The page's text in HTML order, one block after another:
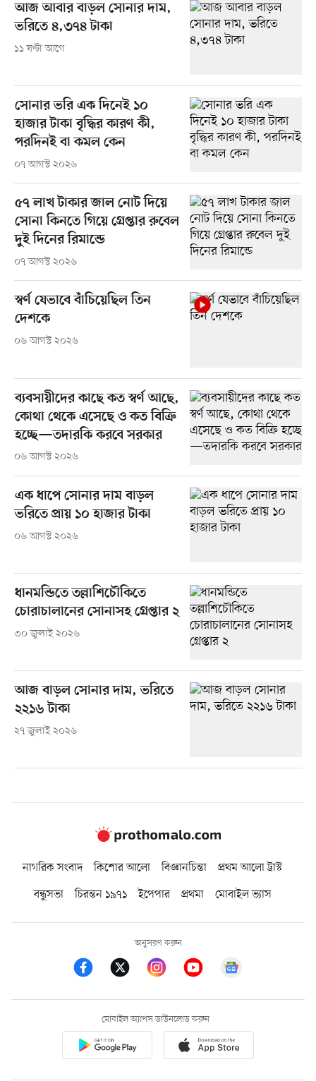
আজ আবার বাড়ল সোনার দাম,
ভরিতে ৪,৩৭৪ টাকা
১১ ঘণ্টা আগে
সোনার ভরি এক দিনেই ১০
হাজার টাকা বৃদ্ধির কারণ কী,
পরদিনই বা কমল কেন
০৭ আগস্ট ২০২৬
৫৭ লাখ টাকার জাল নোট দিয়ে
সোনা কিনতে গিয়ে গ্রেপ্তার রুবেল
দুই দিনের রিমান্ডে
০৭ আগস্ট ২০২৬
স্বর্ণ যেভাবে বাঁচিয়েছিল তিন
দেশকে
০৬ আগস্ট ২০২৬
ব্যবসায়ীদের কাছে কত স্বর্ণ আছে,
কোথা থেকে এসেছে ও কত বিক্রি
হচ্ছে—তদারকি করবে সরকার
০৬ আগস্ট ২০২৬
এক ধাপে সোনার দাম বাড়ল
ভরিতে প্রায় ১০ হাজার টাকা
০৬ আগস্ট ২০২৬
ধানমন্ডিতে তল্লাশিচৌকিতে
চোরাচালানের সোনাসহ গ্রেপ্তার ২
৩০ জুলাই ২০২৬
আজ বাড়ল সোনার দাম, ভরিতে
২২১৬ টাকা
২৭ জুলাই ২০২৬
নাগরিক সংবাদ কিশোর আলো বিজ্ঞানচিন্তা
প্রথম আলো ট্রাস্ট
বন্ধুসভা
চিরন্তন ১৯৭১ ইপেপার প্রথমা মোবাইল ভ্যাস
অনুসরণ করুন
মোবাইল অ্যাপস ডাউনলোড করুন